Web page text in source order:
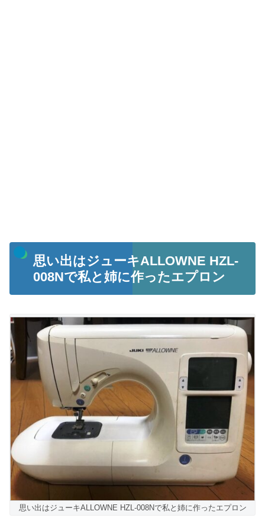
思い出はジューキALLOWNE HZL-
008Nで私と姉に作ったエプロン
思い出はジューキALLOWNE HZL-008Nで私と姉に作ったエプロン